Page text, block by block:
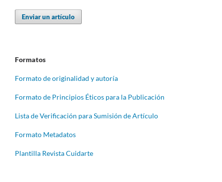
Enviar un artículo
Formatos
Formato de originalidad y autoría
Formato de Principios Éticos para la Publicación
Lista de Verificación para Sumisión de Artículo
Formato Metadatos
Plantilla Revista Cuidarte